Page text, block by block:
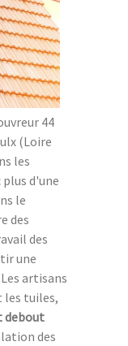
44
(Loire
les
d'une
le
des
des
une
artisans
les tuiles,
debout
des